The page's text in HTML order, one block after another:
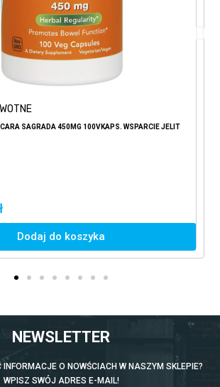
SAGRADA 450MG 100VKAPS. WSPARCIE JELIT
Dodaj do koszyka
NEWSLETTER
O NOWŚCIACH W NASZYM SKLEPIE?
WPISZ SWÓJ ADRES E-MAIL!